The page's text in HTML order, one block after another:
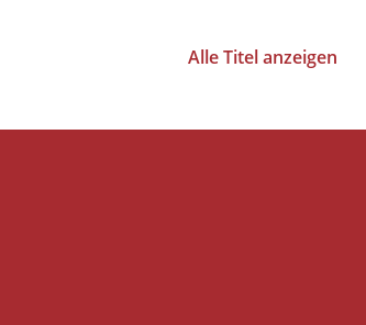
Alle Titel anzeigen